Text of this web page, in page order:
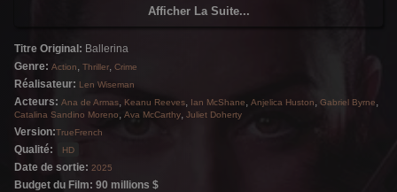
est devenue une redoutable combattante -
qu’elle croise parfois dans les couloirs de
l’Hôtel Continental, à New York. Quand la
Directrice la juge enfin prête pour une mission,
Eve voit l'occasion de régler ses comptes avec
les meurtriers de son père. Quitte à devoir
affronter, au passage, John Wick lui-même.
Afficher La Suite...
Titre Original: Ballerina
Genre: Action, Thriller, Crime
Réalisateur: Len Wiseman
Acteurs: Ana de Armas, Keanu Reeves, Ian McShane, Anjelica Huston, Gabriel Byrne,
Catalina Sandino Moreno, Ava McCarthy, Juliet Doherty
Version:TrueFrench
Qualité: HD
Date de sortie: 2025
Budget du Film: 90 millions $